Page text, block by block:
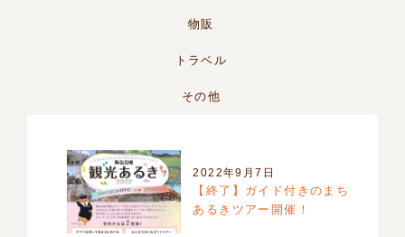
物販
トラベル
その他
2022年9月7日
【終了】ガイド付きのまち
あるきツアー開催！